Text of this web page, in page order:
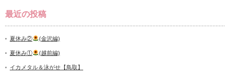
最近の投稿
夏休み② (金沢編)
夏休み① (越前編)
イカメタル＆泳がせ【鳥取】